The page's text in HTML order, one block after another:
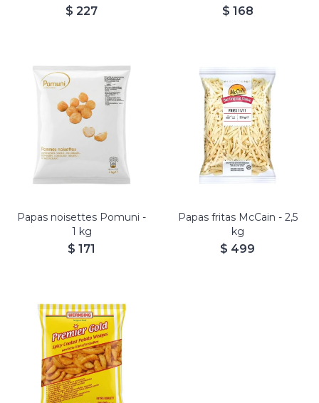
$ 227 $ 168
Papas noisettes Pomuni -
1 kg
$ 171
Papas fritas McCain - 2,5
kg
$ 499